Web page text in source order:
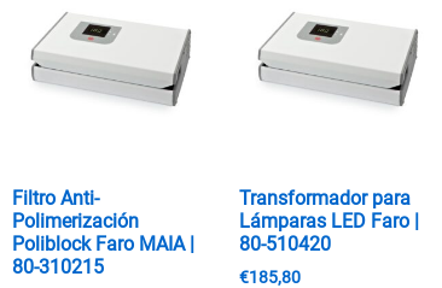
Filtro Anti-
Polimerización
Poliblock Faro MAIA |
80-310215
Transformador para
Lámparas LED Faro |
80-510420
€185,80